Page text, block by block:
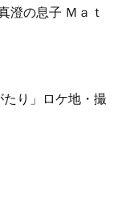
澄の息子 Ｍａｔ
たり」ロケ地・撮